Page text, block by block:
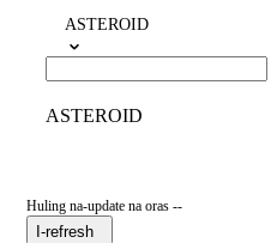
ASTEROID
ASTEROID
Huling na-update na oras --
I-refresh